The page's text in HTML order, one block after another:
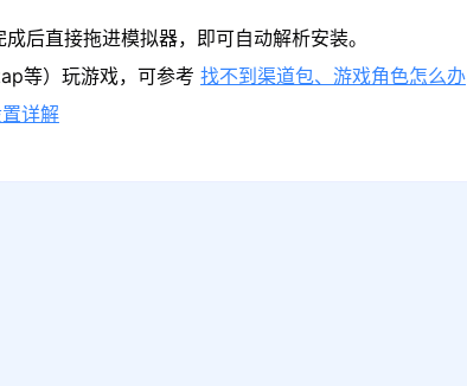
后直接拖进模拟器，即可自动解析安装。
等）玩游戏，可参考 找不到渠道包、游戏角色怎么办
详解